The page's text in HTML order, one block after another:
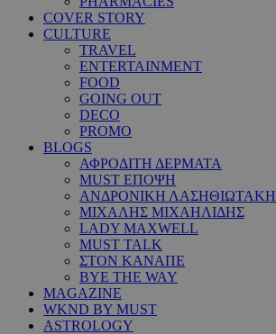
COVER STORY
CULTURE
TRAVEL
ENTERTAINMENT
FOOD
GOING OUT
DECO
PROMO
BLOGS
ΑΦΡΟΔΙΤΗ ΔΕΡΜΑΤΑ
MUST ΕΠΟΨΗ
ΑΝΔΡΟΝΙΚΗ ΛΑΣΗΘΙΩΤΑΚΗ
ΜΙΧΑΛΗΣ ΜΙΧΑΗΛΙΔΗΣ
LADY MAXWELL
MUST TALK
ΣΤΟΝ ΚΑΝΑΠΕ
BYE THE WAY
MAGAZINE
WKND BY MUST
ASTROLOGY